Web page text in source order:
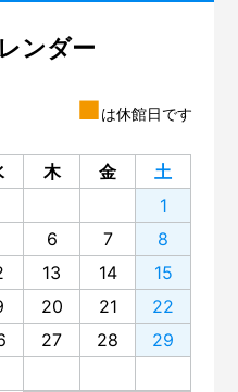
ンダー
■は休館日です
木 金
土
1
6 7
8
13 14
15
20 21
22
27 28
29